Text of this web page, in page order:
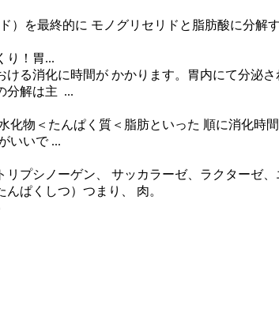
）を最終的に モノグリセリドと脂肪酸に分
り！胃...
る消化に時間が かかります。胃内にて分泌
分解は主 ...
化物＜たんぱく質＜脂肪といった 順に消化
いいで ...
プシノーゲン、 サッカラーゼ、ラクターゼ
ぱくしつ）つまり、 肉。